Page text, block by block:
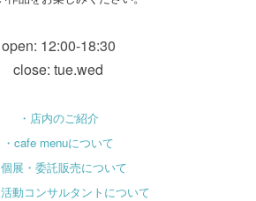
open: 12:00-18:30
close: tue.wed
・店内のご紹介
・cafe menuについて
個展・委託販売について
活動コンサルタントについて